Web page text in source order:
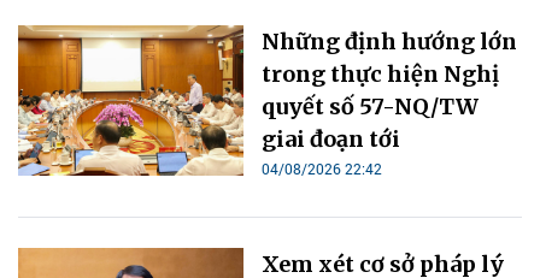
Những định hướng lớn
trong thực hiện Nghị
quyết số 57-NQ/TW
giai đoạn tới
04/08/2026 22:42
Xem xét cơ sở pháp lý